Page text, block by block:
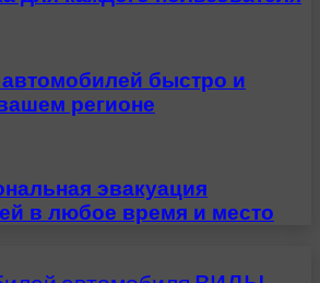
быстро и
регионе
эвакуация
в любое время и место